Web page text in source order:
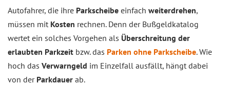
Autofahrer, die ihre Parkscheibe einfach weiterdrehen,
müssen mit Kosten rechnen. Denn der Bußgeldkatalog
wertet ein solches Vorgehen als Überschreitung der
erlaubten Parkzeit bzw. das Parken ohne Parkscheibe. Wie
hoch das Verwarngeld im Einzelfall ausfällt, hängt dabei
von der Parkdauer ab.